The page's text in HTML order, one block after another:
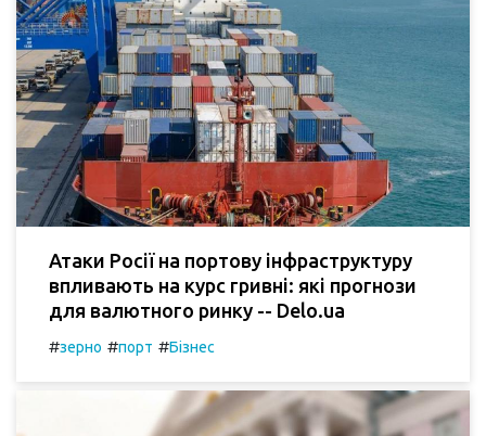
Атаки Росії на портову інфраструктуру
впливають на курс гривні: які прогнози
для валютного ринку -- Delo.ua
#зерно #порт #Бізнес